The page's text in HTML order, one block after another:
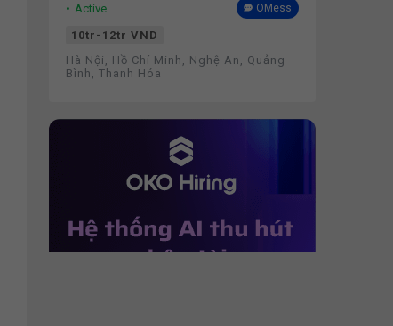
Active OMess
10tr-12tr VND
Hà Nội, Hồ Chí Minh, Nghệ An, Quảng
Bình, Thanh Hóa